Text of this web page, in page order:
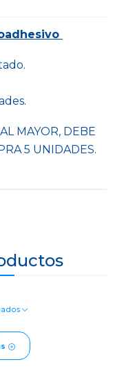
MAYOR, DEBE
5 UNIDADES.